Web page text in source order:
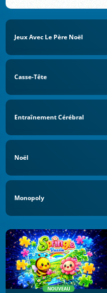
Jeux Avec Le Père Noël
Casse-Tête
Entraînement Cérébral
Noël
Monopoly
NOUVEAU